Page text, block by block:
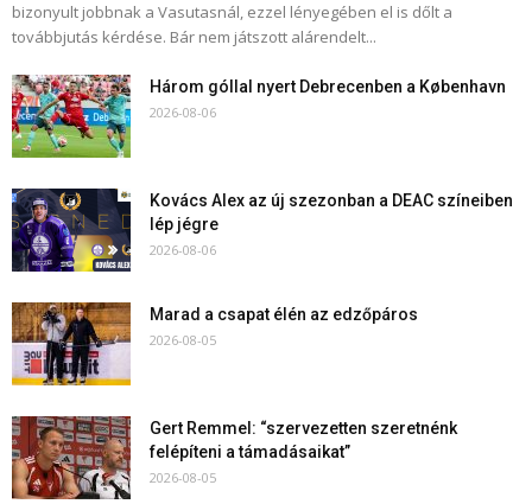
bizonyult jobbnak a Vasutasnál, ezzel lényegében el is dőlt a
továbbjutás kérdése. Bár nem játszott alárendelt...
Három góllal nyert Debrecenben a København
2026-08-06
Kovács Alex az új szezonban a DEAC színeiben
lép jégre
2026-08-06
Marad a csapat élén az edzőpáros
2026-08-05
Gert Remmel: “szervezetten szeretnénk
felépíteni a támadásaikat”
2026-08-05